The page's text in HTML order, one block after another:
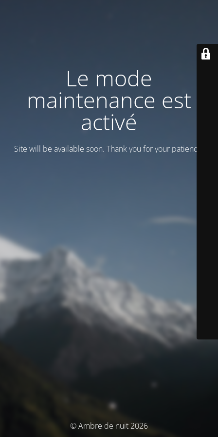
Le mode
maintenance est
activé
Site will be available soon. Thank you for your patience!
© Ambre de nuit 2026